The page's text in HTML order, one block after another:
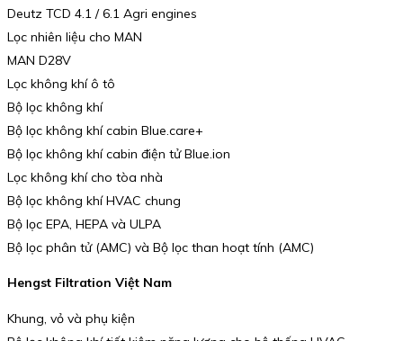
Deutz TCD 4.1 / 6.1 Agri engines
Lọc nhiên liệu cho MAN
MAN D28V
Lọc không khí ô tô
Bộ lọc không khí
Bộ lọc không khí cabin Blue.care+
Bộ lọc không khí cabin điện tử Blue.ion
Lọc không khí cho tòa nhà
Bộ lọc không khí HVAC chung
Bộ lọc EPA, HEPA và ULPA
Bộ lọc phân tử (AMC) và Bộ lọc than hoạt tính (AMC)
Hengst Filtration Việt Nam
Khung, vỏ và phụ kiện